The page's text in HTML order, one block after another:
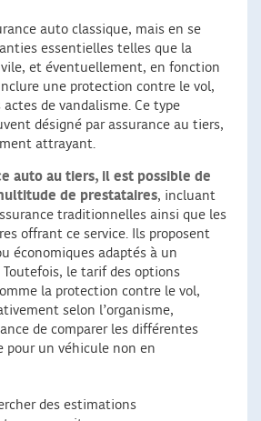
auto classique, mais en se
essentielles telles que la
et éventuellement, en fonction
une protection contre le vol,
actes de vandalisme. Ce type
désigné par assurance au tiers,
attrayant.
auto au tiers, il est possible de
de prestataires, incluant
traditionnelles ainsi que les
offrant ce service. Ils proposent
économiques adaptés à un
le tarif des options
la protection contre le vol,
selon l’organisme,
de comparer les différentes
pour un véhicule non en
des estimations